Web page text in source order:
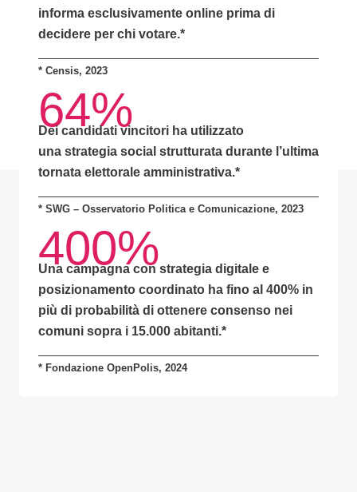
informa esclusivamente online prima di
decidere per chi votare.*
* Censis, 2023
64%
Dei candidati vincitori ha utilizzato
una strategia social strutturata durante l’ultima
tornata elettorale amministrativa.*
* SWG – Osservatorio Politica e Comunicazione, 2023
400%
Una campagna con strategia digitale e
posizionamento coordinato ha fino al 400% in
più di probabilità di ottenere consenso nei
comuni sopra i 15.000 abitanti.*
* Fondazione OpenPolis, 2024